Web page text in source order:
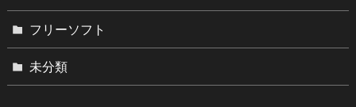
フリーソフト
未分類